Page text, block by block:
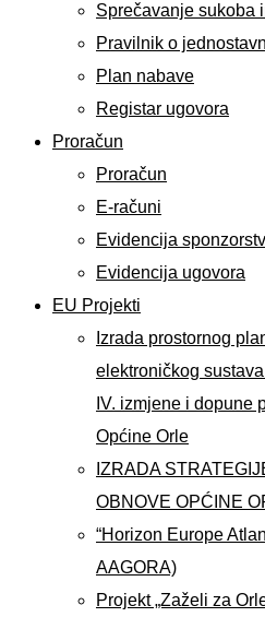
Sprečavanje sukoba
Pravilnik o
Plan nabave
Registar ugovora
Proračun
Proračun
E-računi
Evidencija
Evidencija ugovora
EU Projekti
Izrada prostornog
elektroničkog
IV. izmjene i dopune
Općine Orle
IZRADA
OBNOVE OPĆINE
“Horizon Europe
AAGORA)
Projekt „Zaželi za